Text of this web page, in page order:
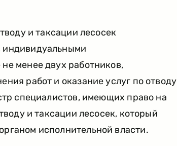
и таксации лесосек
менее двух работников,
работ и оказание услуг по отводу
специалистов, имеющих право на
и таксации лесосек, который
исполнительной власти.